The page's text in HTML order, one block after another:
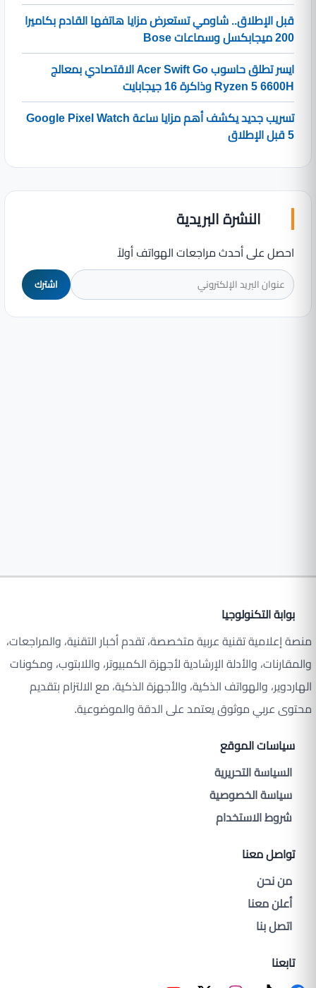
قبل الإطلاق.. شاومي تستعرض مزايا هاتفها القادم بكاميرا
200 ميجابكسل وسماعات Bose
ايسر تطلق حاسوب Acer Swift Go الاقتصادي بمعالج
Ryzen 5 6600H وذاكرة 16 جيجابايت
تسريب جديد يكشف أهم مزايا ساعة Google Pixel Watch
5 قبل الإطلاق
النشرة البريدية
احصل على أحدث مراجعات الهواتف أولاً
اشترك
بوابة التكنولوجيا
منصة إعلامية تقنية عربية متخصصة، تقدم أخبار التقنية، والمراجعات،
والمقارنات، والأدلة الإرشادية لأجهزة الكمبيوتر، واللابتوب، ومكونات
الهاردوير، والهواتف الذكية، والأجهزة الذكية، مع الالتزام بتقديم
محتوى عربي موثوق يعتمد على الدقة والموضوعية.
سياسات الموقع
السياسة التحريرية
سياسة الخصوصية
شروط الاستخدام
تواصل معنا
من نحن
أعلن معنا
اتصل بنا
تابعنا